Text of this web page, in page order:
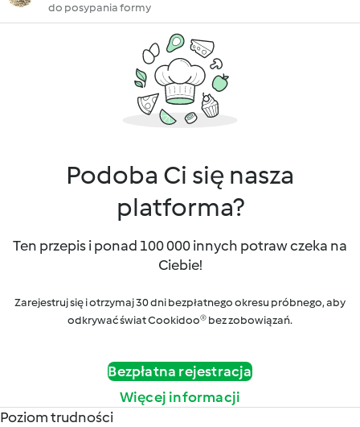
do posypania formy
Podoba Ci się nasza
platforma?
Ten przepis i ponad 100 000 innych potraw czeka na
Ciebie!
Zarejestruj się i otrzymaj 30 dni bezpłatnego okresu próbnego, aby
odkrywać świat Cookidoo® bez zobowiązań.
Bezpłatna rejestracja
Więcej informacji
Poziom trudności